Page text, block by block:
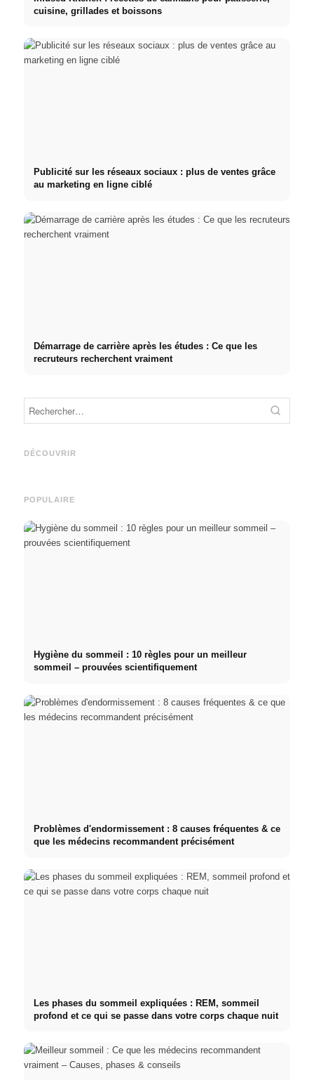
cuisine, grillades et boissons
Publicité sur les réseaux sociaux : plus de ventes grâce
au marketing en ligne ciblé
Démarrage de carrière après les études : Ce que les
recruteurs recherchent vraiment
DÉCOUVRIR
Deutschlandstipendium,
Stage pratique chez des
POPULAIRE
Hygiène du sommeil : 10 règles pour un meilleur
sommeil – prouvées scientifiquement
Problèmes d'endormissement : 8 causes fréquentes & ce
que les médecins recommandent précisément
Les phases du sommeil expliquées : REM, sommeil
profond et ce qui se passe dans votre corps chaque nuit